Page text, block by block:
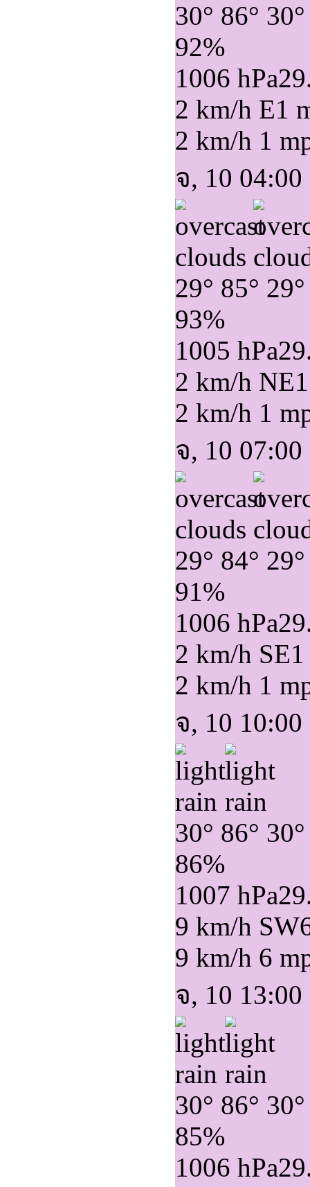
30° 86° 30°
92%
1006 hPa
2 km/h E1
2 km/h 1
จ, 10 04:00
29° 85° 29°
93%
1005 hPa
2 km/h NE
2 km/h 1
จ, 10 07:00
29° 84° 29°
91%
1006 hPa
2 km/h SE
2 km/h 1
จ, 10 10:00
30° 86° 30°
86%
1007 hPa
9 km/h SW
9 km/h 6
จ, 10 13:00
30° 86° 30°
85%
1006 hPa